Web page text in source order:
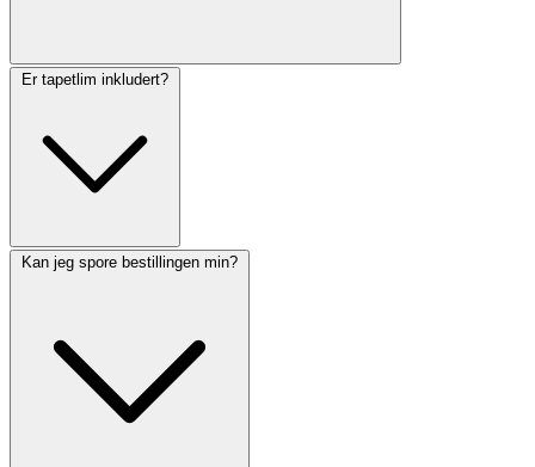
Er tapetlim inkludert?
Kan jeg spore bestillingen min?